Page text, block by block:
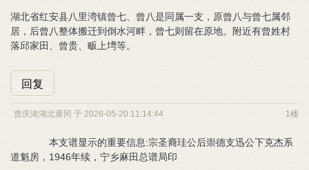
湖北省红安县八里湾镇曾七、曾八是同属一支，原曾八与曾七属邻
居，后曾八整体搬迁到倒水河畔，曾七则留在原地。附近有曾姓村
落邱家田、曾贵、畈上塆等。
回复
1楼
曾庆涛湖北黄冈 于 2026-05-20 11:14:44
本支谱显示的重要信息:宗圣裔珪公后崇德支迅公下克杰系
道魁房，1946年续，宁乡麻田总谱局印